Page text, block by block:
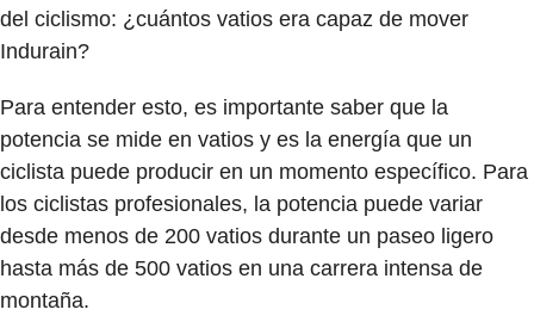
del ciclismo: ¿cuántos vatios era capaz de mover
Indurain?
Para entender esto, es importante saber que la
potencia se mide en vatios y es la energía que un
ciclista puede producir en un momento específico. Para
los ciclistas profesionales, la potencia puede variar
desde menos de 200 vatios durante un paseo ligero
hasta más de 500 vatios en una carrera intensa de
montaña.